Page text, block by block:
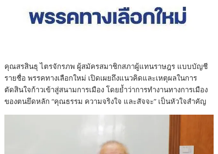
คุณสรสินธุ ไตรจักรภพ ผู้สมัครสมาชิกสภาผู้แทนราษฎร แบบบัญชี
รายชื่อ พรรคทางเลือกใหม่ เปิดเผยถึงแนวคิดและเหตุผลในการ
ตัดสินใจก้าวเข้าสู่สนามการเมือง โดยย้ำว่าการทำงานทางการเมือง
ของตนยึดหลัก “คุณธรรม ความจริงใจ และสัจจะ” เป็นหัวใจสำคัญ